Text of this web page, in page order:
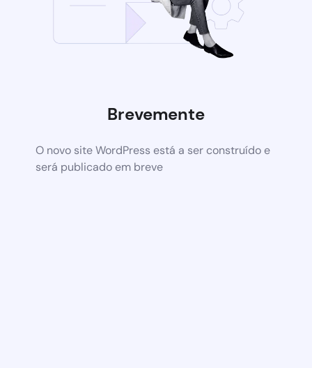
Brevemente
O novo site WordPress está a ser construído e
será publicado em breve